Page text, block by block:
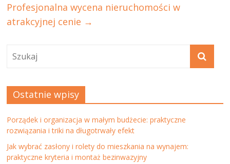
Profesjonalna wycena nieruchomości w
atrakcyjnej cenie →
Ostatnie wpisy
Porządek i organizacja w małym budżecie: praktyczne
rozwiązania i triki na długotrwały efekt
Jak wybrać zasłony i rolety do mieszkania na wynajem:
praktyczne kryteria i montaż bezinwazyjny